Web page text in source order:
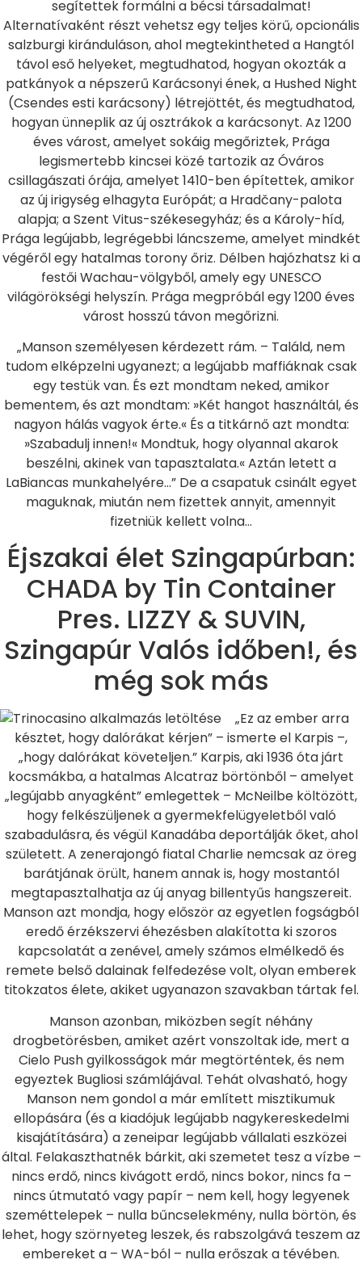
segítettek formálni a bécsi társadalmat!
Alternatívaként részt vehetsz egy teljes körű, opcionális
salzburgi kiránduláson, ahol megtekintheted a Hangtól
távol eső helyeket, megtudhatod, hogyan okozták a
patkányok a népszerű Karácsonyi ének, a Hushed Night
(Csendes esti karácsony) létrejöttét, és megtudhatod,
hogyan ünneplik az új osztrákok a karácsonyt. Az 1200
éves várost, amelyet sokáig megőriztek, Prága
legismertebb kincsei közé tartozik az Óváros
csillagászati ​​órája, amelyet 1410-ben építettek, amikor
az új irigység elhagyta Európát; a Hradčany-palota
alapja; a Szent Vitus-székesegyház; és a Károly-híd,
Prága legújabb, legrégebbi láncszeme, amelyet mindkét
végéről egy hatalmas torony őriz. Délben hajózhatsz ki a
festői Wachau-völgyből, amely egy UNESCO
világörökségi helyszín. Prága megpróbál egy 1200 éves
várost hosszú távon megőrizni.
„Manson személyesen kérdezett rám. – Találd, nem
tudom elképzelni ugyanezt; a legújabb maffiáknak csak
egy testük van. És ezt mondtam neked, amikor
bementem, és azt mondtam: »Két hangot használtál, és
nagyon hálás vagyok érte.« És a titkárnő azt mondta:
»Szabadulj innen!« Mondtuk, hogy olyannal akarok
beszélni, akinek van tapasztalata.« Aztán letett a
LaBiancas munkahelyére…” De a csapatuk csinált egyet
maguknak, miután nem fizettek annyit, amennyit
fizetniük kellett volna…
Éjszakai élet Szingapúrban:
CHADA by Tin Container
Pres. LIZZY & SUVIN,
Szingapúr Valós időben!, és
még sok más
„Ez az ember arra
késztet, hogy dalórákat kérjen” – ismerte el Karpis –,
„hogy dalórákat követeljen.” Karpis, aki 1936 óta járt
kocsmákba, a hatalmas Alcatraz börtönből – amelyet
„legújabb anyagként” emlegettek – McNeilbe költözött,
hogy felkészüljenek a gyermekfelügyeletből való
szabadulásra, és végül Kanadába deportálják őket, ahol
született. A zenerajongó fiatal Charlie nemcsak az öreg
barátjának örült, hanem annak is, hogy mostantól
megtapasztalhatja az új anyag billentyűs hangszereit.
Manson azt mondja, hogy először az egyetlen fogságból
eredő érzékszervi éhezésben alakította ki szoros
kapcsolatát a zenével, amely számos elmélkedő és
remete belső dalainak felfedezése volt, olyan emberek
titokzatos élete, akiket ugyanazon szavakban tártak fel.
Manson azonban, miközben segít néhány
drogbetörésben, amiket azért vonszoltak ide, mert a
Cielo Push gyilkosságok már megtörténtek, és nem
egyeztek Bugliosi számlájával. Tehát olvasható, hogy
Manson nem gondol a már említett misztikumuk
ellopására (és a kiadójuk legújabb nagykereskedelmi
kisajátítására) a zeneipar legújabb vállalati eszközei
által. Felakaszthatnék bárkit, aki szemetet tesz a vízbe –
nincs erdő, nincs kivágott erdő, nincs bokor, nincs fa –
nincs útmutató vagy papír – nem kell, hogy legyenek
szeméttelepek – nulla bűncselekmény, nulla börtön, és
lehet, hogy szörnyeteg leszek, és rabszolgává teszem az
embereket a – WA-ból – nulla erőszak a tévében.